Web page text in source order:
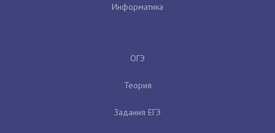
Информатика
ОГЭ
Теория
Задания ЕГЭ